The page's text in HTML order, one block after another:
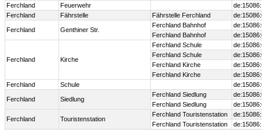
Ferchland
Feuerwehr
Ferchland
Fährstelle Fährstelle Ferchland
Ferchland Genthiner Str.
Ferchland Bahnhof
Ferchland Bahnhof
Ferchland Kirche
Ferchland Schule
Ferchland Schule
Ferchland Kirche
Ferchland Kirche
Ferchland
Schule
Ferchland Siedlung
Ferchland Siedlung
Ferchland Siedlung
Ferchland Touristenstation
Ferchland Touristenstation
Ferchland Touristenstation